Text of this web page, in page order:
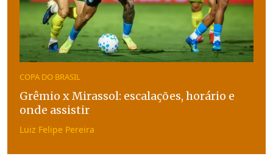
COPA DO BRASIL
Grêmio x Mirassol: escalações, horário e
onde assistir
Luiz Felipe Pereira